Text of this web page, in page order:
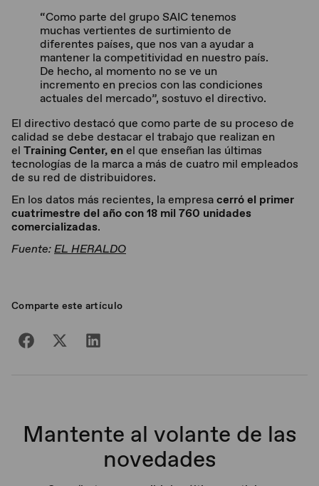
“Como parte del grupo SAIC tenemos
muchas vertientes de surtimiento de
diferentes países, que nos van a ayudar a
mantener la competitividad en nuestro país.
De hecho, al momento no se ve un
incremento en precios con las condiciones
actuales del mercado”, sostuvo el directivo.
El directivo destacó que como parte de su proceso de
calidad se debe destacar el trabajo que realizan en
el Training Center, enel que enseñan las últimas
tecnologías de la marca a más de cuatro mil empleados
de su red de distribuidores.
En los datos más recientes, la empresacerró el primer
cuatrimestre del año con 18 mil 760 unidades
comercializadas.
Fuente:EL HERALDO
Comparte este artículo
Mantente al volante de las
novedades